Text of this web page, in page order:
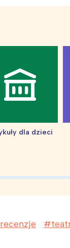
dla dzieci
recenzje